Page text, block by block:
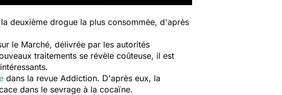
deuxième drogue la plus consommée, d'après
le Marché, délivrée par les autorités
traitements se révèle coûteuse, il est
dans la revue Addiction. D'après eux, la
dans le sevrage à la cocaïne.